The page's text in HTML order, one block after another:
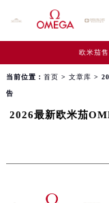
欧米茄
当前位置： 首页 > 文章库 >
告
2026最新欧米茄